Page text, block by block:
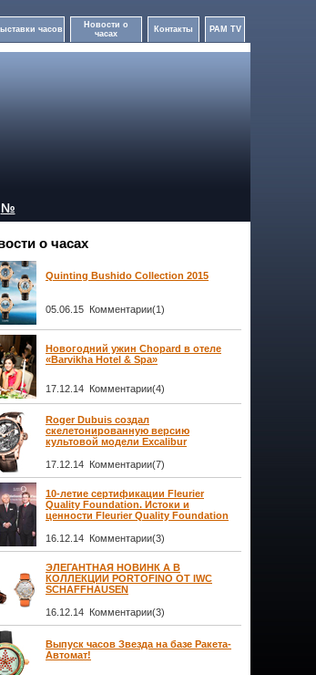
часов
Новости о
часах
Контакты PAM TV
№
о часах
Quinting Bushido Collection 2015
05.06.15 Комментарии(1)
Новогодний ужин Chopard в отеле
«Barvikha Hotel & Spa»
17.12.14 Комментарии(4)
Roger Dubuis создал
скелетонированную версию
культовой модели Excalibur
17.12.14 Комментарии(7)
10-летие сертификации Fleurier
Quality Foundation. Истоки и
ценности Fleurier Quality Foundation
16.12.14 Комментарии(3)
ЭЛЕГАНТНАЯ НОВИНК А В
КОЛЛЕКЦИИ PORTOFINO ОТ IWC
SCHAFFHAUSEN
16.12.14 Комментарии(3)
Выпуск часов Звезда на базе Ракета-
Автомат!